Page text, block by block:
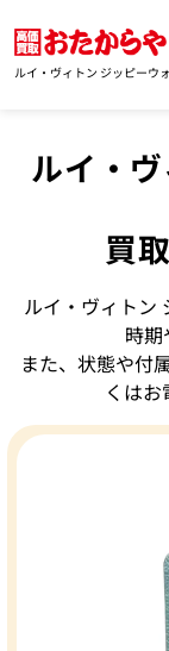
ルイ・ヴィトン ジッピーウ
ルイ・
買
ルイ・ヴィトン
時期
また、状態や付
くはお